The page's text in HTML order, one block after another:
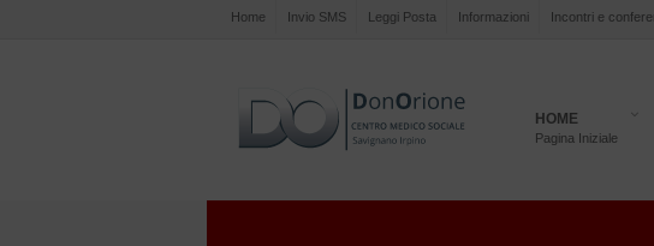
Home Invio SMS Leggi Posta Informazioni Incontri e
HOME
Pagina Iniziale